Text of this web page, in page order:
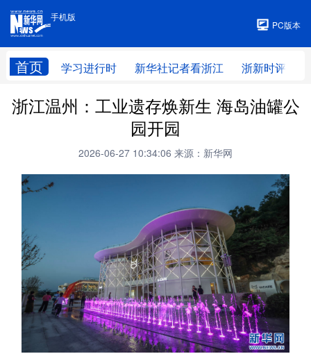
手机版
PC版本
首页 学习进行时 新华社记者看浙江 浙新时评
手机版
浙江温州：工业遗存焕新生 海岛油罐公
园开园
2026-06-27 10:34:06 来源：新华网